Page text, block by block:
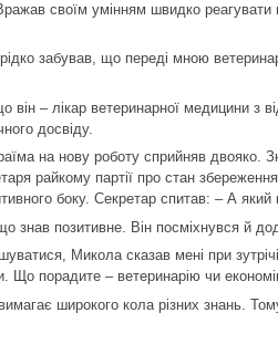
своїм умінням швидко
забував, що переді мною
– лікар ветеринарної медицини з
досвіду.
на нову роботу сприйняв двояко.
райкому партії про стан
боку. Секретар спитав: – А
знав позитивне. Він посміхнувся й
Микола сказав мені при
Що порадите – ветеринарію чи
широкого кола різних знань.